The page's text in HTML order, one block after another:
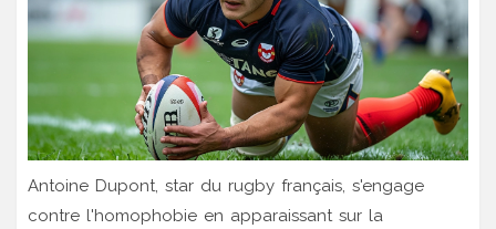
Antoine Dupont, star du rugby français, s'engage
contre l'homophobie en apparaissant sur la